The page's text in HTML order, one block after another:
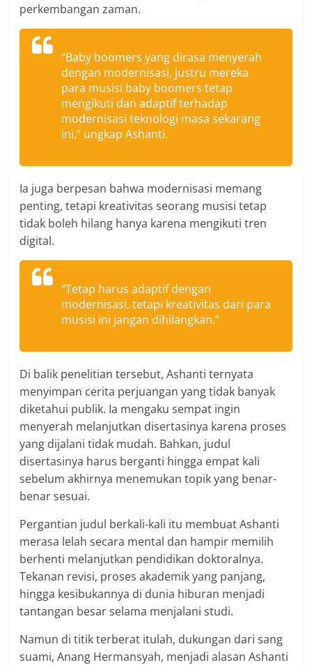
perkembangan zaman.
“Baby boomers yang dirasa menyerah
dengan modernisasi, justru mereka
para musisi baby boomers tetap
mengikuti dan adaptif terhadap
modernisasi teknologi masa sekarang
ini,” ungkap Ashanti.
Ia juga berpesan bahwa modernisasi memang
penting, tetapi kreativitas seorang musisi tetap
tidak boleh hilang hanya karena mengikuti tren
digital.
“Tetap harus adaptif dengan
modernisasi, tetapi kreativitas dari para
musisi ini jangan dihilangkan.”
Di balik penelitian tersebut, Ashanti ternyata
menyimpan cerita perjuangan yang tidak banyak
diketahui publik. Ia mengaku sempat ingin
menyerah melanjutkan disertasinya karena proses
yang dijalani tidak mudah. Bahkan, judul
disertasinya harus berganti hingga empat kali
sebelum akhirnya menemukan topik yang benar-
benar sesuai.
Pergantian judul berkali-kali itu membuat Ashanti
merasa lelah secara mental dan hampir memilih
berhenti melanjutkan pendidikan doktoralnya.
Tekanan revisi, proses akademik yang panjang,
hingga kesibukannya di dunia hiburan menjadi
tantangan besar selama menjalani studi.
Namun di titik terberat itulah, dukungan dari sang
suami, Anang Hermansyah, menjadi alasan Ashanti